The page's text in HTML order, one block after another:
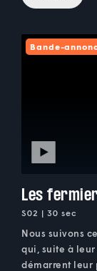
Bande-
Les
S02 | 30 sec
Nous suivons
qui, suite à
démarrent leur